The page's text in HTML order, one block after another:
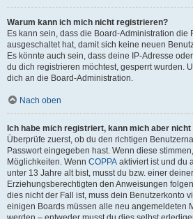
Warum kann ich mich nicht registrieren?
Es kann sein, dass die Board-Administration die
ausgeschaltet hat, damit sich keine neuen
Es könnte auch sein, dass deine IP-Adresse
du dich registrieren möchtest, gesperrt wurden.
dich an die Board-Administration.
Nach oben
Ich habe mich registriert, kann mich aber nicht
Überprüfe zuerst, ob du den richtigen
Passwort eingegeben hast. Wenn diese
Möglichkeiten. Wenn COPPA aktiviert ist und du
unter 13 Jahre alt bist, musst du bzw. einer
Erziehungsberechtigten den Anweisungen
dies nicht der Fall ist, muss dein Benutzerkonto
einigen Boards müssen alle neu angemeldeten